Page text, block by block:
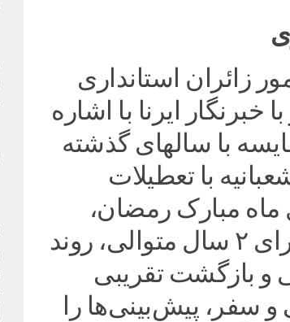
زائران استانداری
ایرنا با اشاره
با سالهای گذشته
با تعطیلات
حلول ماه مبارک رمضان،
محدودیت سفرهای زیارتی برای ۲ سال متوالی، روند
و بازگشت تقریبی
سفر، پیش‌بینی‌ها را